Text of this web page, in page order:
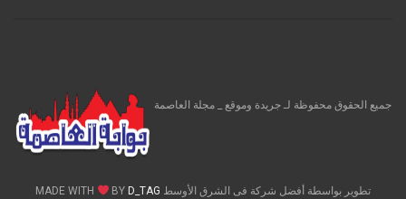
جميع الحقوق محفوظة لـ جريدة وموقع _ مجلة العاصمة
تطوير بواسطة أفضل شركة فى الشرق الأوسط MADE WITH BY D_TAG